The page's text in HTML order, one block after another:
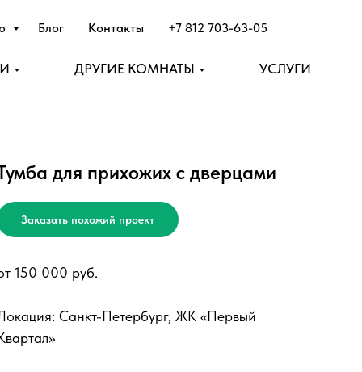
Блог Контакты +7 812 703-63-05
ДРУГИЕ КОМНАТЫ УСЛУГИ
для прихожих с дверцами
Заказать похожий проект
150 000 руб.
Санкт-Петербург, ЖК «Первый